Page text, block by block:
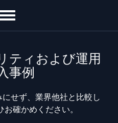
かいしゃじょうほう
ティおよび運用
事例
せず、業界他社と比較し
確かめください。